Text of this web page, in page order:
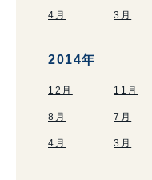
4月 3月
2014年
12月 11月
8月 7月
4月 3月